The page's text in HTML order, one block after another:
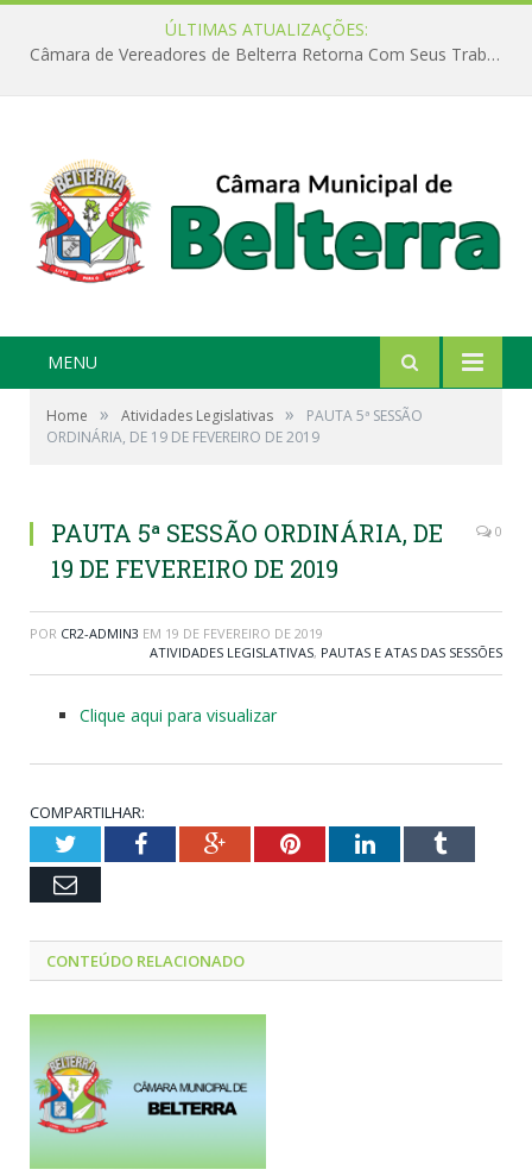
ÚLTIMAS ATUALIZAÇÕES:
Câmara de Vereadores de Belterra Retorna Com Seus Trabalhos Legislativos
MENU
Home » Atividades Legislativas »
PAUTA 5ª SESSÃO
ORDINÁRIA, DE 19 DE FEVEREIRO DE 2019
PAUTA 5ª SESSÃO ORDINÁRIA, DE
19 DE FEVEREIRO DE 2019
0
POR CR2-ADMIN3 EM 19 DE FEVEREIRO DE 2019
ATIVIDADES LEGISLATIVAS, PAUTAS E ATAS DAS SESSÕES
Clique aqui para visualizar
COMPARTILHAR:
TwitterFacebookGoogle+PinterestLinkedInTumblr
Email
CONTEÚDO RELACIONADO